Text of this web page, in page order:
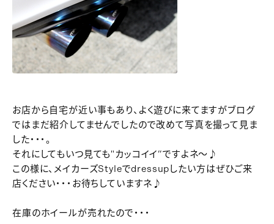
お店から自宅が近い事もあり、よく遊びに来てますがブログ
ではまだ紹介してませんでしたので改めて写真を撮って見ま
した・・・。
それにしてもいつ見ても"カッコイイ”ですよネ～♪
この様に、メイカーズStyleでdressupしたい方はぜひご来
店ください・・・お待ちしていますネ♪
在庫のホイールが売れたので・・・